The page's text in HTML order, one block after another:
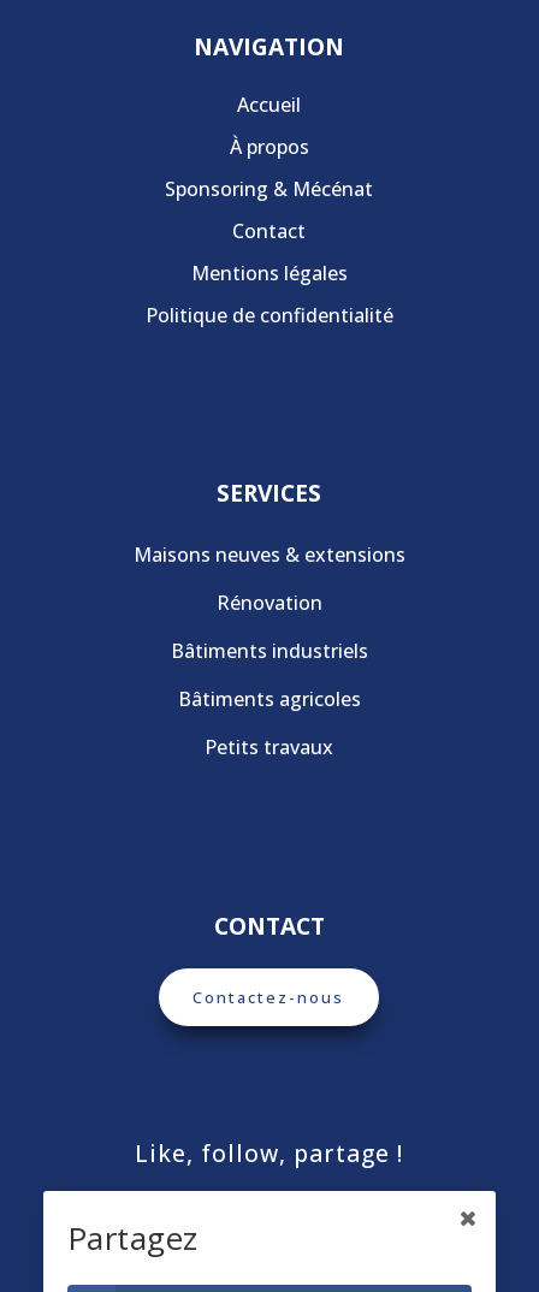
NAVIGATION
Accueil
À propos
Sponsoring & Mécénat
Contact
Mentions légales
Politique de confidentialité
SERVICES
Maisons neuves & extensions
Rénovation
Bâtiments industriels
Bâtiments agricoles
Petits travaux
CONTACT
Contactez-nous
Like, follow, partage !
Partagez